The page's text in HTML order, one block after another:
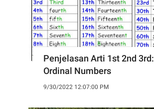
Penjelasan Arti 1st 2nd 3rd:
Ordinal Numbers
9/30/2022 12:07:00 PM